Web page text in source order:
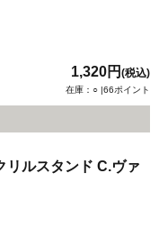
1,320円 (税込)
在庫：○ |66ポイント
リルスタンド C.ヴァ